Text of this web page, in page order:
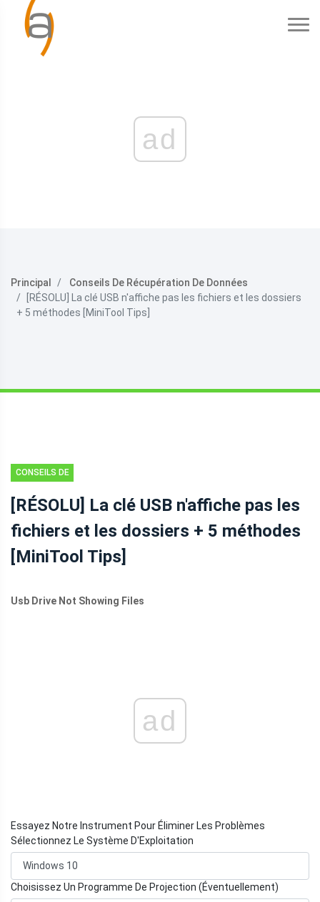
ad
Principal
Conseils De Récupération De Données
[RÉSOLU] La clé USB n'affiche pas les fichiers et les dossiers
+ 5 méthodes [MiniTool Tips]
CONSEILS DE
DE DONNÉES
[RÉSOLU] La clé USB n'affiche pas les
fichiers et les dossiers + 5 méthodes
[MiniTool Tips]
Usb Drive Not Showing Files
ad
Essayez Notre Instrument Pour Éliminer Les Problèmes
Sélectionnez Le Système D'Exploitation
Choisissez Un Programme De Projection (Éventuellement)